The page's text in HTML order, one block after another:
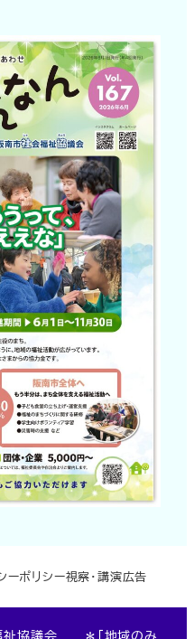
ーポリシー視察・講演広告
祉協議会 ＊「地域のみ